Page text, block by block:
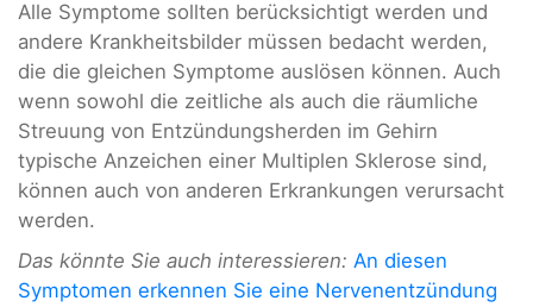
Alle Symptome sollten berücksichtigt werden und
andere Krankheitsbilder müssen bedacht werden,
die die gleichen Symptome auslösen können. Auch
wenn sowohl die zeitliche als auch die räumliche
Streuung von Entzündungsherden im Gehirn
typische Anzeichen einer Multiplen Sklerose sind,
können auch von anderen Erkrankungen verursacht
werden.
Das könnte Sie auch interessieren: An diesen
Symptomen erkennen Sie eine Nervenentzündung